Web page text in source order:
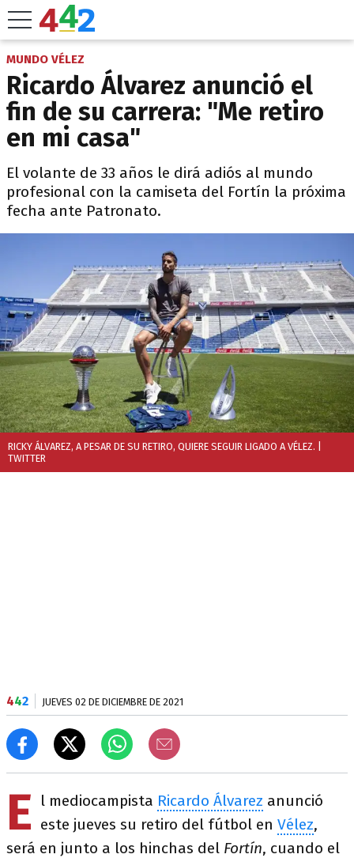
MUNDO VÉLEZ
Ricardo Álvarez anunció el
fin de su carrera: "Me retiro
en mi casa"
El volante de 33 años le dirá adiós al mundo
profesional con la camiseta del Fortín la próxima
fecha ante Patronato.
RICKY ÁLVAREZ, A PESAR DE SU RETIRO, QUIERE SEGUIR LIGADO A VÉLEZ.
TWITTER
442 JUEVES 02 DE DICIEMBRE DE 2021
E l mediocampista Ricardo Álvarez anunció
este jueves su retiro del fútbol en Vélez,
será en junto a los hinchas del Fortín, cuando el